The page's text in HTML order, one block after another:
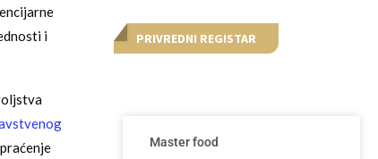
i
PRIVREDNI REGISTAR
Master food